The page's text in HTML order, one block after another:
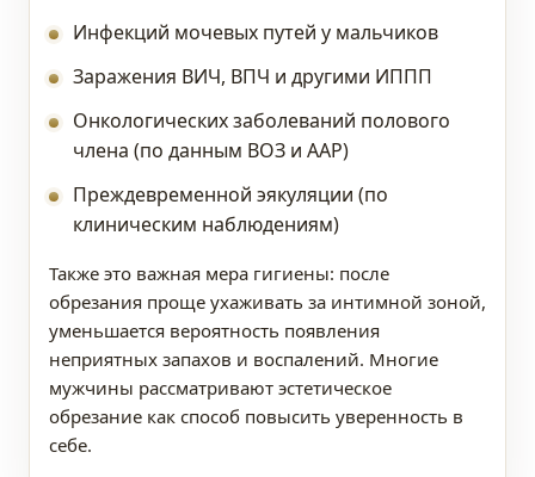
Инфекций мочевых путей у мальчиков
Заражения ВИЧ, ВПЧ и другими ИППП
Онкологических заболеваний полового
члена (по данным ВОЗ и AAP)
Преждевременной эякуляции (по
клиническим наблюдениям)
Также это важная мера гигиены: после
обрезания проще ухаживать за интимной зоной,
уменьшается вероятность появления
неприятных запахов и воспалений. Многие
мужчины рассматривают эстетическое
обрезание как способ повысить уверенность в
себе.